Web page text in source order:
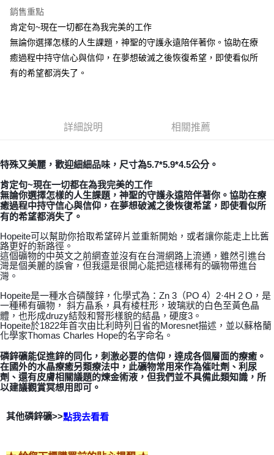
ATM付款
全家取貨付款
每筆NT$80，滿NT$3,000(含以上)免運費
賣家宅配幫您送（台灣）
每筆NT$80，滿NT$3,000(含以上)免運費
付款後門市自取
銷售重點
肯定句~現在一切都在為我完美的工作
無論你選擇怎樣的人生課題，神聖的守護永遠陪伴著你。協助在療
癒過程中持守信心與信仰，在夢想破滅之後恢復希望，即使看似所
有的希望都消失了。
詳細說明 相關推薦
特殊又美麗，歡迎細細品味 ， 尺寸為5.7*5.9*4.5公分。
肯定句~現在一切都在為我完美的工作
無論你選擇怎樣的人生課題，神聖的守護永遠陪伴著你。協助在療
癒過程中持守信心與信仰，在夢想破滅之後恢復希望，即使看似所
有的希望都消失了。
Hopeite可以幫助你拾取希望碎片並重新開始，或者讓你能走上比舊
路更好的新路徑。
這個礦物的中英文之前網查並沒有在台灣網路上流通，雖然引進台
灣是個美麗的誤會，但我還是很開心能把這樣稀有的礦物帶進台
灣。
Hopeite是一種水合磷酸鋅，化學式為：Zn 3（PO 4）2·4H 2 O，是
一種稀有礦物， 斜方晶系，具有棱柱形，玻璃狀的白色至黃色晶
體，也形成druzy結殼和腎形樣貌的結晶，硬度3。
Hopeite於1822年首次由比利時列日省的Moresnet描述，並以蘇格蘭
化學家Thomas Charles Hope的名字命名。
磷鋅礦能促進鋅的同化，刺激必要的信仰，達成各個層面的療癒。
在國外的水晶療癒另類療法中，此礦物常用來作為催吐劑、利尿
劑、還有皮膚相關議題的煉金術液，但我們並不具備此類知識，所
以建議觀賞冥想用即可。
其他磷鋅礦>>點我去看看